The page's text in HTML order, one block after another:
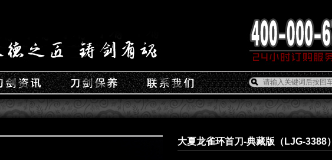
大夏龙雀环首刀-典藏版（LJG-3388）